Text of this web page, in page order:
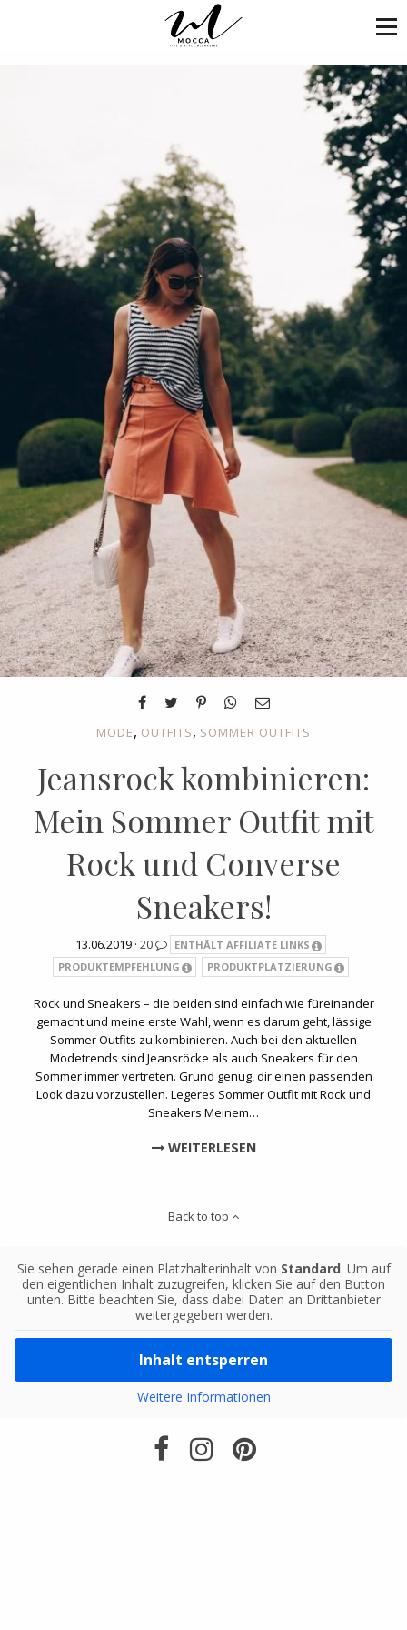
MODE, OUTFITS, SOMMER OUTFITS
Jeansrock kombinieren:
Mein Sommer Outfit mit
Rock und Converse
Sneakers!
13.06.2019 · 20
ENTHÄLT AFFILIATE LINKS
PRODUKTEMPFEHLUNG
PRODUKTPLATZIERUNG
Rock und Sneakers – die beiden sind einfach wie füreinander
gemacht und meine erste Wahl, wenn es darum geht, lässige
Sommer Outfits zu kombinieren. Auch bei den aktuellen
Modetrends sind Jeansröcke als auch Sneakers für den
Sommer immer vertreten. Grund genug, dir einen passenden
Look dazu vorzustellen. Legeres Sommer Outfit mit Rock und
Sneakers Meinem…
WEITERLESEN
Back to top
Sie sehen gerade einen Platzhalterinhalt von Standard. Um auf
den eigentlichen Inhalt zuzugreifen, klicken Sie auf den Button
unten. Bitte beachten Sie, dass dabei Daten an Drittanbieter
weitergegeben werden.
Inhalt entsperren
Weitere Informationen